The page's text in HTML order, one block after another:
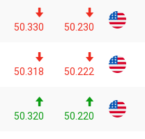
50.230
50.330
50.222
50.318
50.220
50.320